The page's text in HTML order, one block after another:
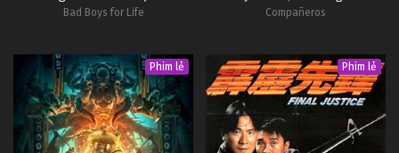
Bad Boys for Life Compañeros
Phim lẻ Phim lẻ